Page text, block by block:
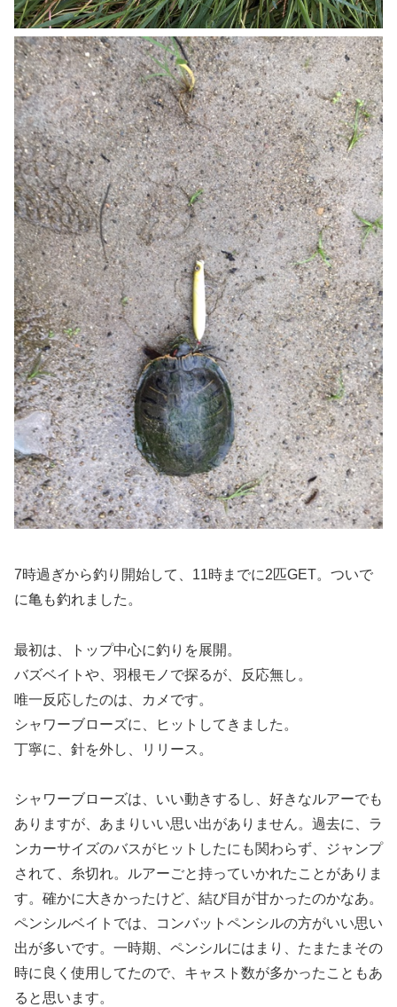
7時過ぎから釣り開始して、11時までに2匹GET。ついで
に亀も釣れました。
最初は、トップ中心に釣りを展開。
バズベイトや、羽根モノで探るが、反応無し。
唯一反応したのは、カメです。
シャワーブローズに、ヒットしてきました。
丁寧に、針を外し、リリース。
シャワーブローズは、いい動きするし、好きなルアーでも
ありますが、あまりいい思い出がありません。過去に、ラ
ンカーサイズのバスがヒットしたにも関わらず、ジャンプ
されて、糸切れ。ルアーごと持っていかれたことがありま
す。確かに大きかったけど、結び目が甘かったのかなあ。
ペンシルベイトでは、コンバットペンシルの方がいい思い
出が多いです。一時期、ペンシルにはまり、たまたまその
時に良く使用してたので、キャスト数が多かったこともあ
ると思います。